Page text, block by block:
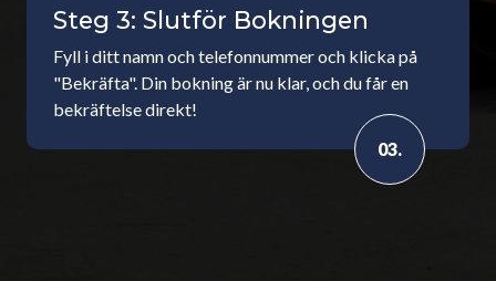
Steg 3: Slutför Bokningen
Fyll i ditt namn och telefonnummer och klicka på
"Bekräfta". Din bokning är nu klar, och du får en
bekräftelse direkt!
03.